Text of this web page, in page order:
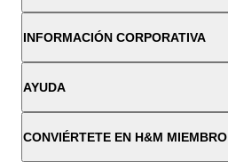
INFORMACIÓN CORPORATIVA
AYUDA
CONVIÉRTETE EN H&M MIEMBRO